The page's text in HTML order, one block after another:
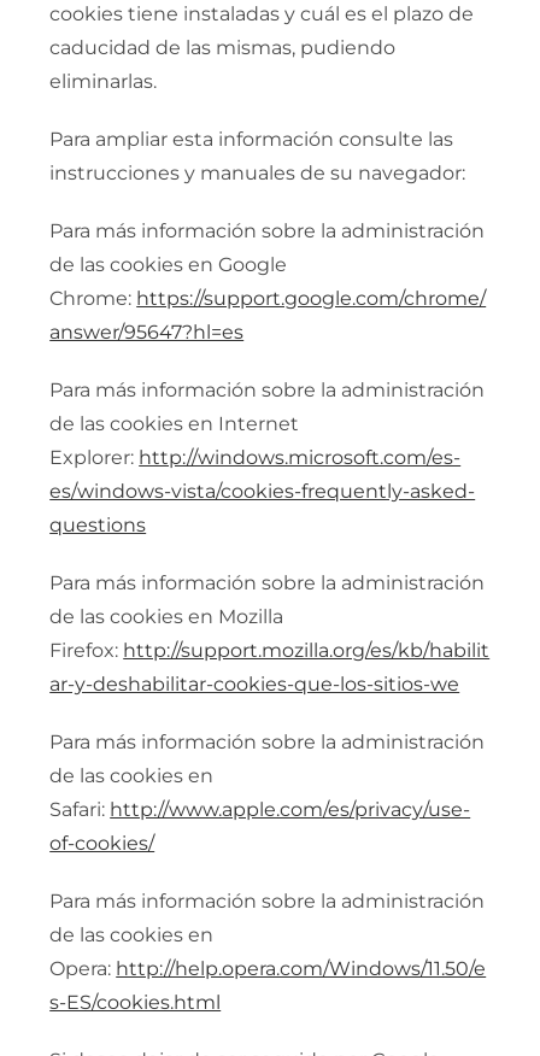
cookies tiene instaladas y cuál es el plazo de
caducidad de las mismas, pudiendo
eliminarlas.
Para ampliar esta información consulte las
instrucciones y manuales de su navegador:
Para más información sobre la administración
de las cookies en Google
Chrome: https://support.google.com/chrome/
answer/95647?hl=es
Para más información sobre la administración
de las cookies en Internet
Explorer: http://windows.microsoft.com/es-
es/windows-vista/cookies-frequently-asked-
questions
Para más información sobre la administración
de las cookies en Mozilla
Firefox: http://support.mozilla.org/es/kb/habilit
ar-y-deshabilitar-cookies-que-los-sitios-we
Para más información sobre la administración
de las cookies en
Safari: http://www.apple.com/es/privacy/use-
of-cookies/
Para más información sobre la administración
de las cookies en
Opera: http://help.opera.com/Windows/11.50/e
s-ES/cookies.html